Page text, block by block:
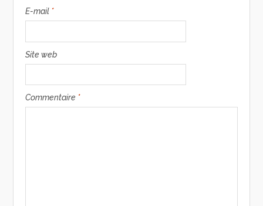
E-mail *
Site web
Commentaire *